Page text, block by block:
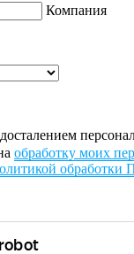
Компания
обработку моих
обработки